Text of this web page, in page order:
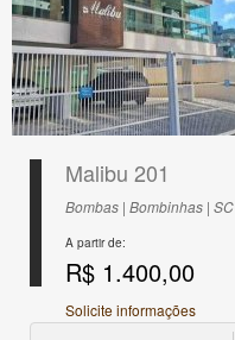
Malibu 201
Bombas | Bombinhas | SC
A partir de:
R$ 1.400,00
Solicite informações